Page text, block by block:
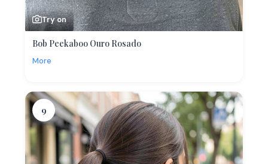
Try on
Bob Peekaboo Ouro Rosado
More
9